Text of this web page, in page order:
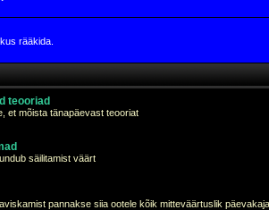
rääkida.
teooriad
et mõista tänapäevast teooriat
säilitamist väärt
pannakse siia ootele kõik mitteväärtuslik